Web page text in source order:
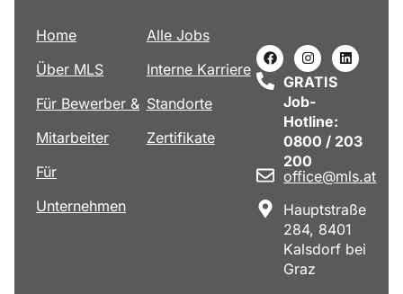
Home
Über MLS
Für Bewerber &
Mitarbeiter
Für
Unternehmen
Alle Jobs
Interne Karriere
Standorte
Zertifikate
GRATIS
Job-
Hotline:
0800 / 203
200
office@mls.at
Hauptstraße
284, 8401
Kalsdorf bei
Graz